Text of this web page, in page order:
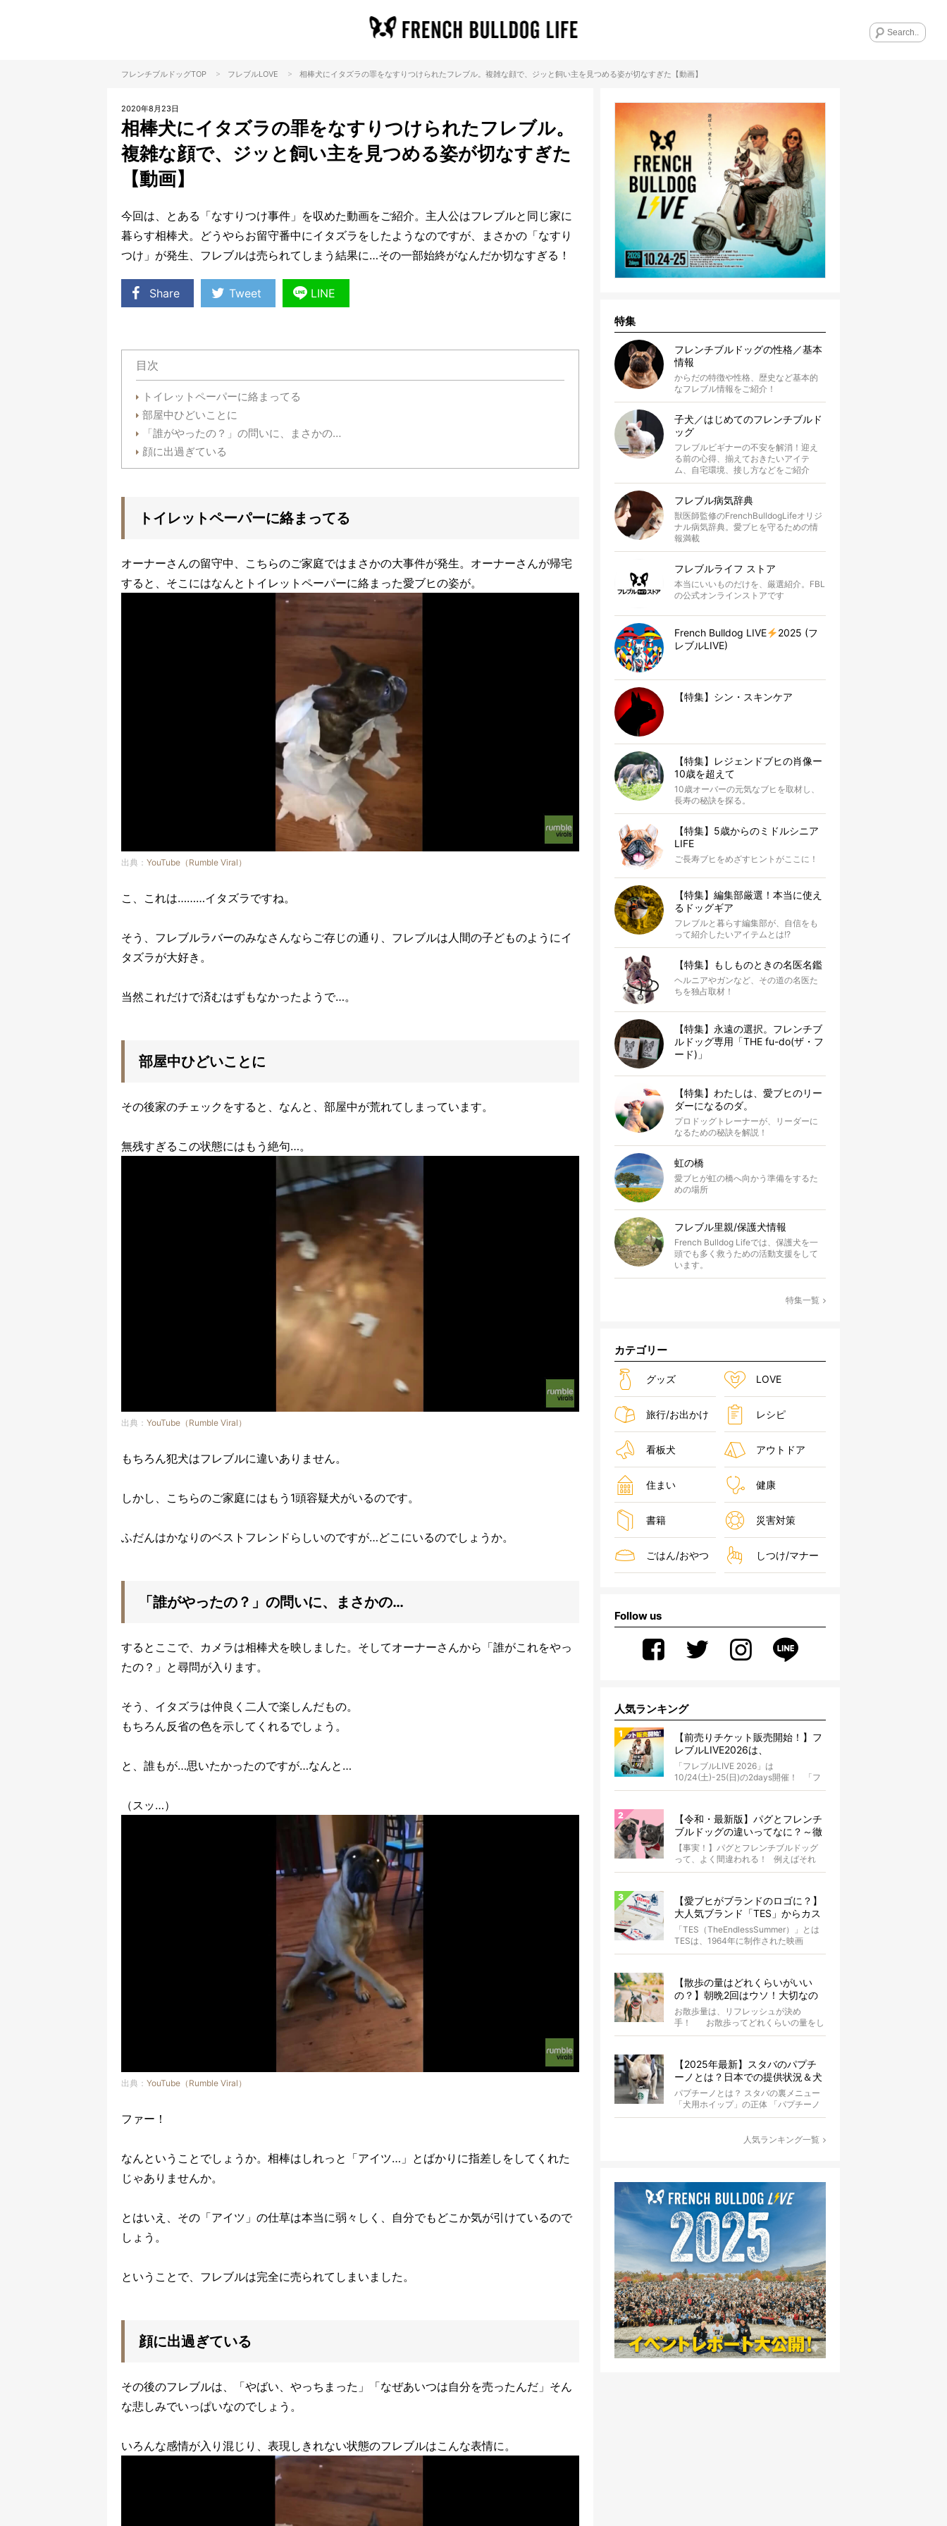
フレンチブルドッグTOP > フレブルLOVE > 相棒犬にイタズラの罪をなすりつけられたフレブル。複雑な顔で、ジッと飼い主を見つめる姿が切なすぎた【動画】
2020年8月23日
相棒犬にイタズラの罪をなすりつけられたフレブル。
複雑な顔で、ジッと飼い主を見つめる姿が切なすぎた
【動画】
今回は、とある「なすりつけ事件」を収めた動画をご紹介。主人公はフレブルと同じ家に
暮らす相棒犬。どうやらお留守番中にイタズラをしたようなのですが、まさかの「なすり
つけ」が発生、フレブルは売られてしまう結果に…その一部始終がなんだか切なすぎる！
Share Tweet LINE
目次
トイレットペーパーに絡まってる
部屋中ひどいことに
「誰がやったの？」の問いに、まさかの…
顔に出過ぎている
トイレットペーパーに絡まってる
オーナーさんの留守中、こちらのご家庭ではまさかの大事件が発生。オーナーさんが帰宅
すると、そこにはなんとトイレットペーパーに絡まった愛ブヒの姿が。
出典： YouTube（Rumble Viral）
こ、これは………イタズラですね。
そう、フレブルラバーのみなさんならご存じの通り、フレブルは人間の子どものようにイ
タズラが大好き。
当然これだけで済むはずもなかったようで…。
部屋中ひどいことに
その後家のチェックをすると、なんと、部屋中が荒れてしまっています。
無残すぎるこの状態にはもう絶句…。
出典： YouTube（Rumble Viral）
もちろん犯犬はフレブルに違いありません。
しかし、こちらのご家庭にはもう1頭容疑犬がいるのです。
ふだんはかなりのベストフレンドらしいのですが…どこにいるのでしょうか。
「誰がやったの？」の問いに、まさかの…
するとここで、カメラは相棒犬を映しました。そしてオーナーさんから「誰がこれをやっ
たの？」と尋問が入ります。
そう、イタズラは仲良く二人で楽しんだもの。
もちろん反省の色を示してくれるでしょう。
と、誰もが…思いたかったのですが…なんと…
（スッ…）
出典： YouTube（Rumble Viral）
ファー！
なんということでしょうか。相棒はしれっと「アイツ…」とばかりに指差しをしてくれた
じゃありませんか。
とはいえ、その「アイツ」の仕草は本当に弱々しく、自分でもどこか気が引けているので
しょう。
ということで、フレブルは完全に売られてしまいました。
顔に出過ぎている
その後のフレブルは、「やばい、やっちまった」「なぜあいつは自分を売ったんだ」そん
な悲しみでいっぱいなのでしょう。
いろんな感情が入り混じり、表現しきれない状態のフレブルはこんな表情に。
特集
フレンチブルドッグの性格／基本
情報
からだの特徴や性格、歴史など基本的
なフレブル情報をご紹介！
子犬／はじめてのフレンチブルド
ッグ
フレブルビギナーの不安を解消！迎え
る前の心得、揃えておきたいアイテ
ム、自宅環境、接し方などをご紹介
フレブル病気辞典
獣医師監修のFrenchBulldogLifeオリジ
ナル病気辞典。愛ブヒを守るための情
報満載
フレブルライフ ストア
本当にいいものだけを、厳選紹介。FBL
の公式オンラインストアです
French Bulldog LIVE
2025 (フ
レブルLIVE)
【特集】シン・スキンケア
【特集】レジェンドブヒの肖像ー
10歳を超えて
10歳オーバーの元気なブヒを取材し、
長寿の秘訣を探る。
【特集】5歳からのミドルシニア
LIFE
ご長寿ブヒをめざすヒントがここに！
【特集】編集部厳選！本当に使え
るドッグギア
フレブルと暮らす編集部が、自信をも
って紹介したいアイテムとは!?
【特集】もしものときの名医名鑑
ヘルニアやガンなど、その道の名医た
ちを独占取材！
【特集】永遠の選択。フレンチブ
ルドッグ専用「THE fu-do(ザ・フ
ード)」
【特集】わたしは、愛ブヒのリー
ダーになるのダ。
プロドッグトレーナーが、リーダーに
なるための秘訣を解説！
虹の橋
愛ブヒが虹の橋へ向かう準備をするた
めの場所
フレブル里親/保護犬情報
French Bulldog Lifeでは、保護犬を一
頭でも多く救うための活動支援をして
います。
特集一覧
カテゴリー
グッズ LOVE
旅行/お出かけ レシピ
看板犬 アウトドア
住まい 健康
書籍 災害対策
ごはん/おやつ しつけ/マナー
Follow us
人気ランキング
【前売りチケット販売開始！】フ
レブルLIVE2026は、
10/24(土)-25(日)開催！フレブル
だらけのキャンプ・前夜祭・バス
プランも新登場!?
「フレブルLIVE 2026」は
10/24(土)-25(日)の2days開催！ 「フ
レブルLIV...
【令和・最新版】パグとフレンチ
ブルドッグの違いってなに？～徹
底解説～
【事実！】パグとフレンチブルドッグ
って、よく間違われる！ 例えばそれ
は、愛ブヒとのお散歩中。 &...
【愛ブヒがブランドのロゴに？】
大人気ブランド「TES」からカス
タムオーダーが誕生！
「TES（TheEndlessSummer）」とは
TESは、1964年に制作された映画
『The...
【散歩の量はどれくらいがいい
の？】朝晩2回はウソ！大切なの
は運動量より「リフレッシュ」〜
お散歩にまつわる疑問FAQつき〜
お散歩量は、リフレッシュが決め
手！ お散歩ってどれくらいの量をし
たらいいのか迷いませんか？ よ...
【2025年最新】スタバのパプチ
ーノとは？日本での提供状況＆犬
同伴OK店舗一覧も紹介！
パプチーノとは？ スタバの裏メニュー
「犬用ホイップ」の正体 「パプチーノ
（Puppuccino）」とは、紙コッ...
人気ランキング一覧